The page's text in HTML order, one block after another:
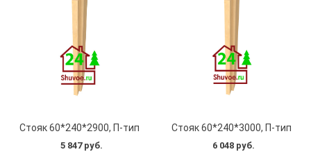
Стояк 60*240*2900, П-тип
5 847 руб.
Стояк 60*240*3000, П-тип
6 048 руб.